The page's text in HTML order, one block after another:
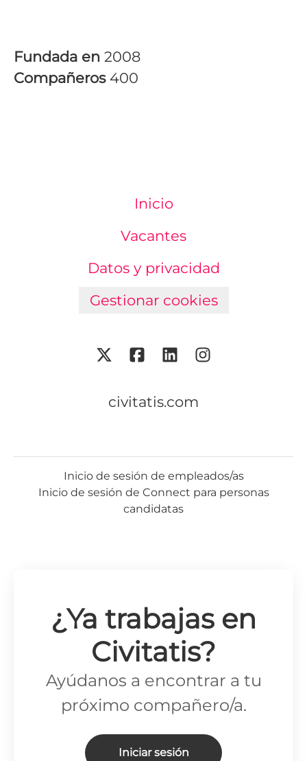
Fundada en 2008
Compañeros 400
Inicio
Vacantes
Datos y privacidad
Gestionar cookies
civitatis.com
Inicio de sesión de empleados/as
Inicio de sesión de Connect para personas
candidatas
¿Ya trabajas en
Civitatis?
Ayúdanos a encontrar a tu
próximo compañero/a.
Iniciar sesión